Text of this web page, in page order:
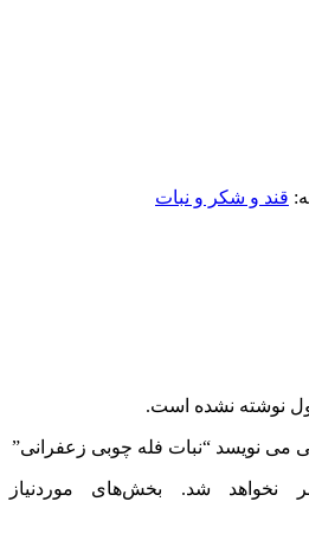
قند و شکر و نبات
نوشته نشده است.
می نویسد “نبات فله چوبی زعفرانی”
نخواهد شد.
بخش‌های موردنیاز